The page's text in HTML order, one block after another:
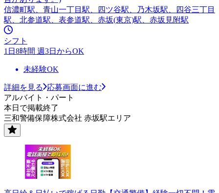
信濃町駅、青山一丁目駅、四ツ谷駅、乃木坂駅、四谷三丁目
駅、北参道駅、表参道駅、赤坂(東京)駅、赤坂見附駅
シフト
1日8時間 週3日からOK
未経験OK
詳細を見る
応募画面に進む
アルバイト・パート
本日で掲載終了
三和警備保障株式会社 赤坂駅エリア